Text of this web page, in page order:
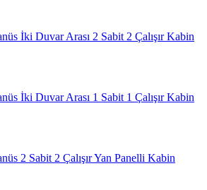
İki Duvar Arası 2 Sabit 2 Çalışır Kabin
İki Duvar Arası 1 Sabit 1 Çalışır Kabin
2 Sabit 2 Çalışır Yan Panelli Kabin